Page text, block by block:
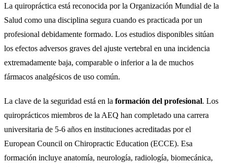
La quiropráctica está reconocida por la Organización Mundial de la
Salud como una disciplina segura cuando es practicada por un
profesional debidamente formado. Los estudios disponibles sitúan
los efectos adversos graves del ajuste vertebral en una incidencia
extremadamente baja, comparable o inferior a la de muchos
fármacos analgésicos de uso común.
La clave de la seguridad está en la formación del profesional. Los
quiroprácticos miembros de la AEQ han completado una carrera
universitaria de 5-6 años en instituciones acreditadas por el
European Council on Chiropractic Education (ECCE). Esa
formación incluye anatomía, neurología, radiología, biomecánica,